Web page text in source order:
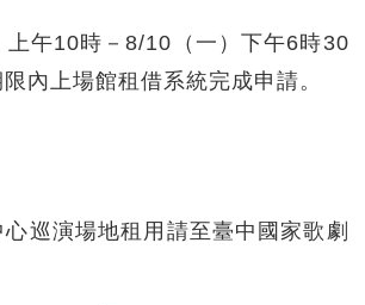
午10時－8/10（一）下午6時30
內上場館租借系統完成申請。
巡演場地租用請至臺中國家歌劇